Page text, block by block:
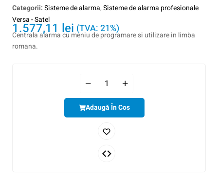
Categorii:Sisteme de alarma,Sisteme de alarma profesionale
Versa - Satel
1.577,11 lei (TVA: 21%)
Centrala alarma cu meniu de programare si utilizare in limba
romana.
Adaugă În Cos